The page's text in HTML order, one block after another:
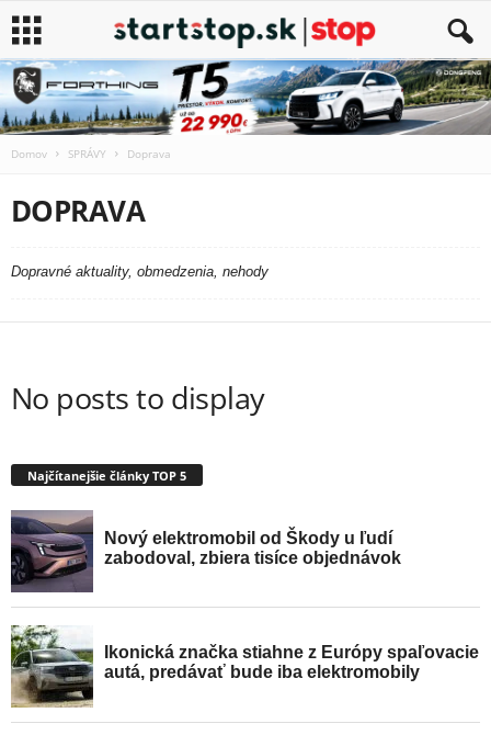
Domov SPRÁVY Doprava
DOPRAVA
Dopravné aktuality, obmedzenia, nehody
No posts to display
Najčítanejšie články TOP 5